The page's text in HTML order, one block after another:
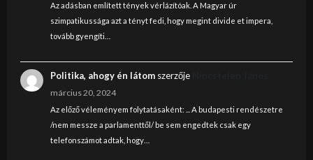
Az adásban említett tények vérlázítóak. A Magyar úr
szimpatikussága azt a tényt fedi, hogy megint divide et impera,
tovább gyengíti…
Politika, ahogy én látomszerzője
március 20, 2024
Az előző véleményem folytatásaként: ... A budapesti rendészetre
/nem messze a parlamenttől/ be sem engedtek csak egy
telefonszámot adtak, hogy…